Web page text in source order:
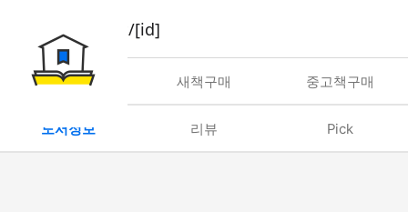
book/rent/[id]
대여 새책구매 중고책구매
도서정보 리뷰 Pick